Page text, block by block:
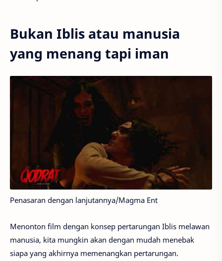
Bukan Iblis atau manusia
yang menang tapi iman
Penasaran dengan lanjutannya/Magma Ent
Menonton film dengan konsep pertarungan Iblis melawan
manusia, kita mungkin akan dengan mudah menebak
siapa yang akhirnya memenangkan pertarungan.